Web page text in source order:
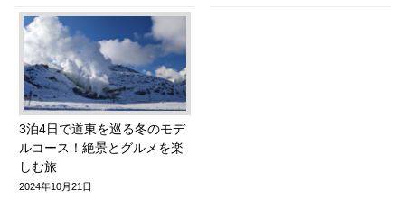
3泊4日で道東を巡る冬のモデ
ルコース！絶景とグルメを楽
しむ旅
2024年10月21日